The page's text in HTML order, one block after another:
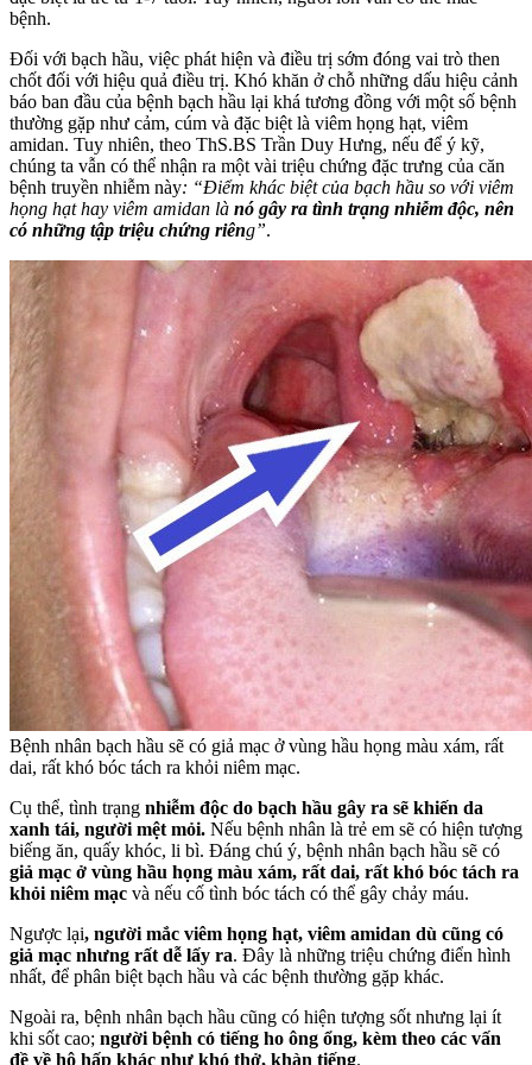
bệnh.
Đối với bạch hầu, việc phát hiện và điều trị sớm đóng vai trò then
chốt đối với hiệu quả điều trị. Khó khăn ở chỗ những dấu hiệu cảnh
báo ban đầu của bệnh bạch hầu lại khá tương đồng với một số bệnh
thường gặp như cảm, cúm và đặc biệt là viêm họng hạt, viêm
amidan. Tuy nhiên, theo ThS.BS Trần Duy Hưng, nếu để ý kỹ,
chúng ta vẫn có thể nhận ra một vài triệu chứng đặc trưng của căn
bệnh truyền nhiễm này: “Điểm khác biệt của bạch hầu so với viêm
họng hạt hay viêm amidan là nó gây ra tình trạng nhiễm độc, nên
có những tập triệu chứng riêng”.
Bệnh nhân bạch hầu sẽ có giả mạc ở vùng hầu họng màu xám, rất
dai, rất khó bóc tách ra khỏi niêm mạc.
Cụ thể, tình trạng nhiễm độc do bạch hầu gây ra sẽ khiến da
xanh tái, người mệt mỏi. Nếu bệnh nhân là trẻ em sẽ có hiện tượng
biếng ăn, quấy khóc, li bì. Đáng chú ý, bệnh nhân bạch hầu sẽ có
giả mạc ở vùng hầu họng màu xám, rất dai, rất khó bóc tách ra
khỏi niêm mạc và nếu cố tình bóc tách có thể gây chảy máu.
Ngược lại, người mắc viêm họng hạt, viêm amidan dù cũng có
giả mạc nhưng rất dễ lấy ra. Đây là những triệu chứng điển hình
nhất, để phân biệt bạch hầu và các bệnh thường gặp khác.
Ngoài ra, bệnh nhân bạch hầu cũng có hiện tượng sốt nhưng lại ít
khi sốt cao; người bệnh có tiếng ho ông ổng, kèm theo các vấn
đề về hô hấp khác như khó thở, khàn tiếng.